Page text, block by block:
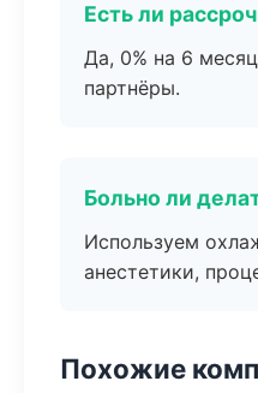
Есть ли
Да, 0% на 6
партнёры.
Больно ли
Используем
анестетики,
Похожие